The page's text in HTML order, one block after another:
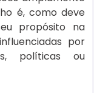
é, como deve
propósito na
por
políticas ou